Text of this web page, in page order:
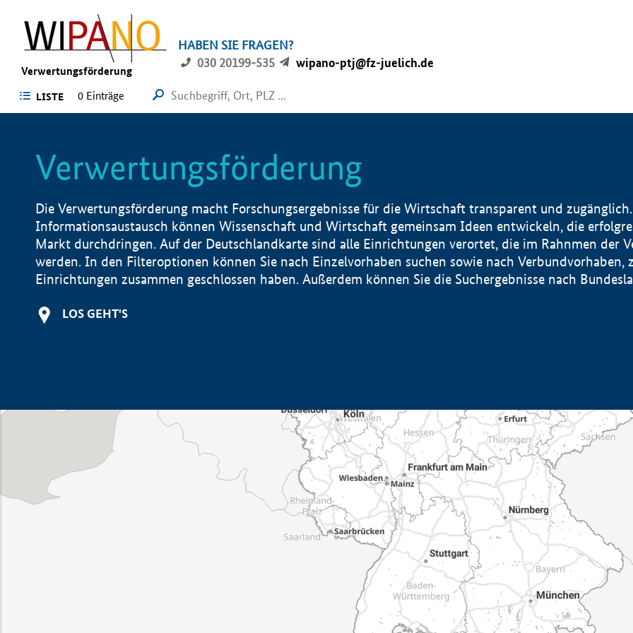
Verwertungsförderung
HABEN SIE FRAGEN?
030 20199-535
wipano-ptj@fz-juelich.de
LISTE 0 Einträge
Verwertungsförderung
Die Verwertungsförderung macht Forschungsergebnisse für die Wirtschaft transparent und
Informationsaustausch können Wissenschaft und Wirtschaft gemeinsam Ideen entwickeln, die
Markt durchdringen. Auf der Deutschlandkarte sind alle Einrichtungen verortet, die im Rahnmen der
werden. In den Filteroptionen können Sie nach Einzelvorhaben suchen sowie nach Verbundvorhaben,
Einrichtungen zusammen geschlossen haben. Außerdem können Sie die Suchergebnisse nach
LOS GEHT'S